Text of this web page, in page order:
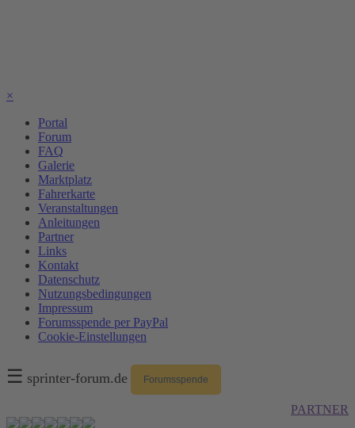
×
Portal
Forum
FAQ
Galerie
Marktplatz
Fahrerkarte
Veranstaltungen
Anleitungen
Partner
Links
Kontakt
Datenschutz
Nutzungsbedingungen
Impressum
Forumsspende per PayPal
Cookie-Einstellungen
☰ sprinter-forum.de Forumsspende
PARTNER